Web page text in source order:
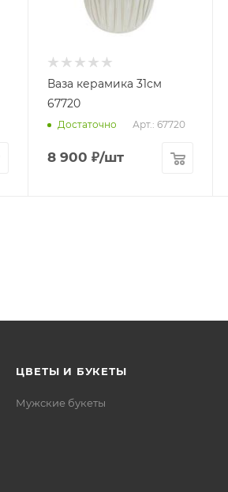
Ваза керамика 31см
67720
Достаточно Арт.: 67720
8 900 ₽/шт
ЦВЕТЫ И БУКЕТЫ
Мужские букеты